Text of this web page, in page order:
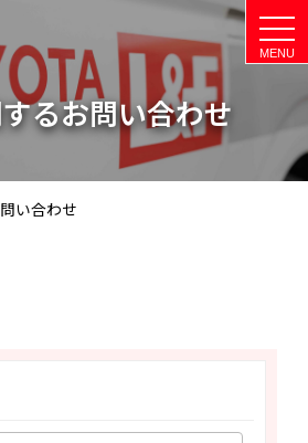
t
o
g
るお問い合わせ
い合わせ